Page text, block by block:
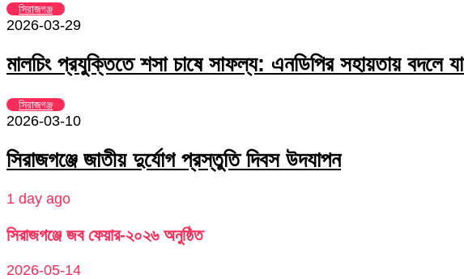
সিরাজগঞ্জ
2026-03-29
মালচিং প্রযুক্তিতে শসা চাষে সাফল্য: এনডিপির সহায়তায় বদলে
সিরাজগঞ্জ
2026-03-10
সিরাজগঞ্জে জাতীয় দুর্যোগ প্রস্তুতি দিবস উদযাপন
1 day ago
সিরাজগঞ্জে জব ফেয়ার-২০২৬ অনুষ্ঠিত
2026-05-14